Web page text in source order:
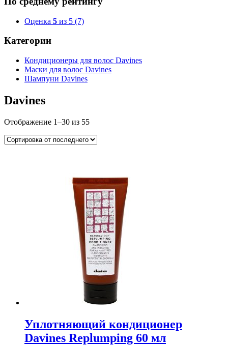
Оценка 5 из 5 (7)
Категории
Кондиционеры для волос Davines
Маски для волос Davines
Шампуни Davines
Davines
Отображение 1–30 из 55
Уплотняющий кондиционер
Davines Replumping 60 мл